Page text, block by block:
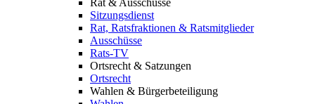
Rat & Ausschüsse
Sitzungsdienst
Rat, Ratsfraktionen & Ratsmitglieder
Ausschüsse
Rats-TV
Ortsrecht & Satzungen
Ortsrecht
Wahlen & Bürgerbeteiligung